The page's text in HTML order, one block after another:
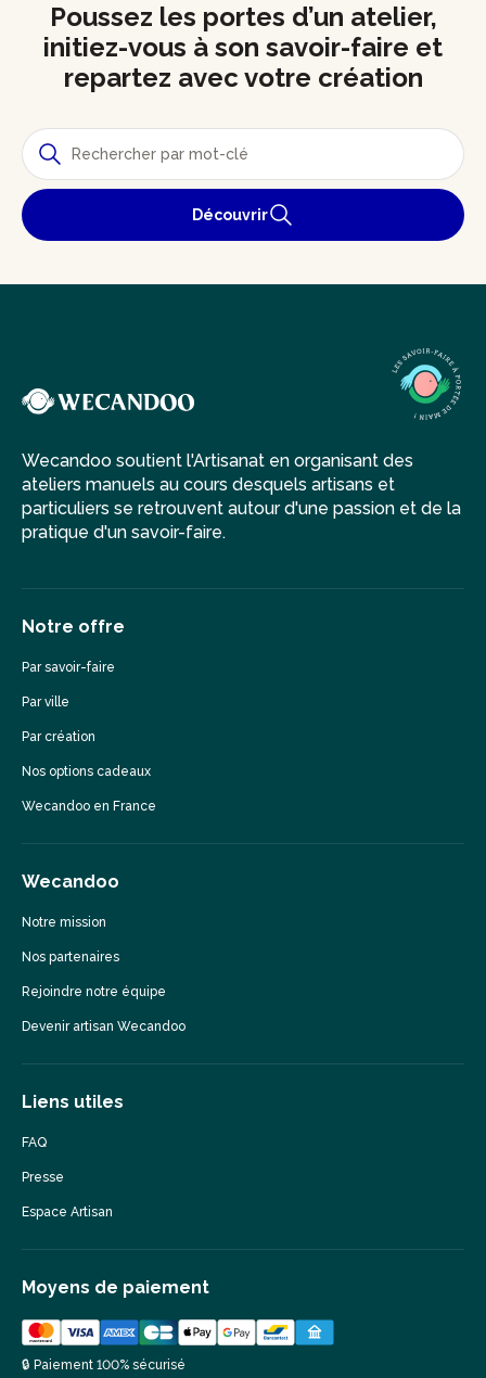
Poussez les portes d’un atelier,
initiez-vous à son savoir-faire et
repartez avec votre création
Découvrir
Wecandoo soutient l'Artisanat en organisant des
ateliers manuels au cours desquels artisans et
particuliers se retrouvent autour d'une passion et de la
pratique d'un savoir-faire.
Notre offre
Par savoir-faire
Par ville
Par création
Nos options cadeaux
Wecandoo en France
Wecandoo
Notre mission
Nos partenaires
Rejoindre notre équipe
Devenir artisan Wecandoo
Liens utiles
FAQ
Presse
Espace Artisan
Moyens de paiement
🔒 Paiement 100% sécurisé